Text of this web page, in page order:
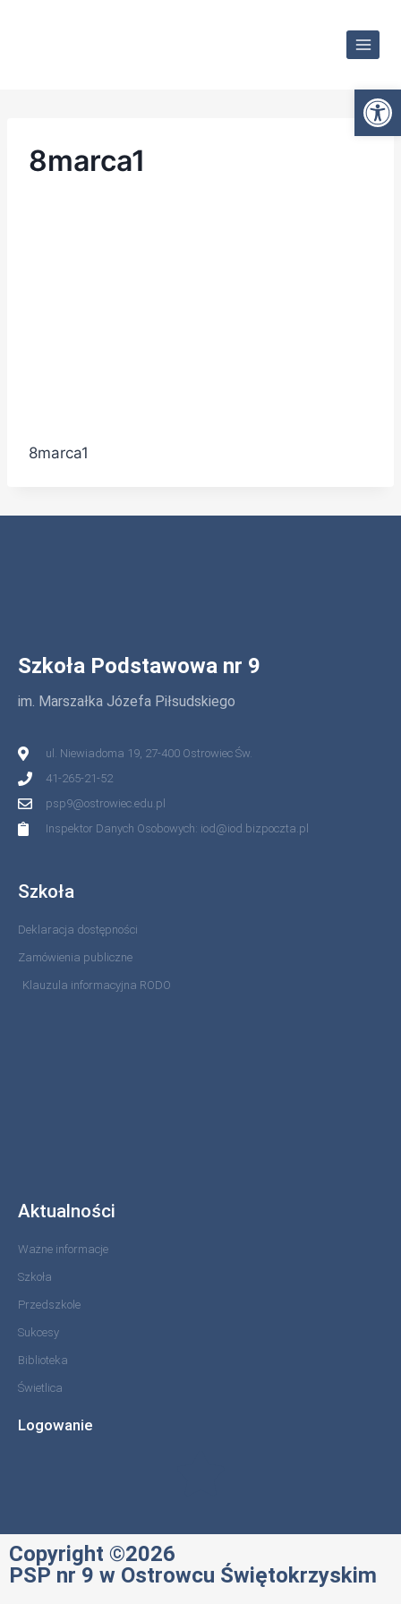
8marca1
8marca1
Szkoła Podstawowa nr 9
im. Marszałka Józefa Piłsudskiego
ul. Niewiadoma 19, 27-400 Ostrowiec Św.
41-265-21-52
psp9@ostrowiec.edu.pl
Inspektor Danych Osobowych: iod@iod.bizpoczta.pl
Szkoła
Deklaracja dostępności
Zamówienia publiczne
Klauzula informacyjna RODO
Aktualności
Ważne informacje
Szkoła
Przedszkole
Sukcesy
Biblioteka
Świetlica
Logowanie
Copyright ©2026
PSP nr 9 w Ostrowcu Świętokrzyskim